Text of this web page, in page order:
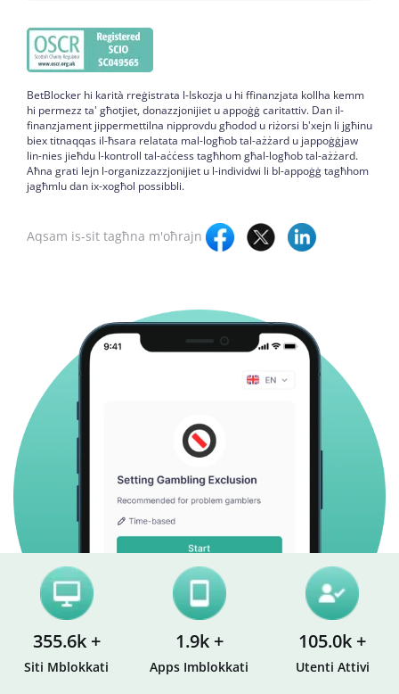
BetBlocker hi karità rreġistrata l-Iskozja u hi ffinanzjata kollha kemm
hi permezz ta' għotjiet, donazzjonijiet u appoġġ caritattiv. Dan il-
finanzjament jippermettilna nipprovdu għodod u riżorsi b'xejn li jgħinu
biex titnaqqas il-ħsara relatata mal-logħob tal-ażżard u jappoġġjaw
lin-nies jieħdu l-kontroll tal-aċċess tagħhom għal-logħob tal-ażżard.
Aħna grati lejn l-organizzazzjonijiet u l-individwi li bl-appoġġ tagħhom
jagħmlu dan ix-xogħol possibbli.
Aqsam is-sit tagħna m'oħrajn
355.6k +
Siti Mblokkati
1.9k +
Apps Imblokkati
105.0k +
Utenti Attivi